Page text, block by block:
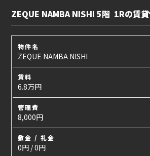
ZEQUE NAMBA NISHI 5階 1Rの賃
物件名
ZEQUE NAMBA NISHI
賃料
6.8万円
管理費
8,000円
敷金 / 礼金
0円 / 0円